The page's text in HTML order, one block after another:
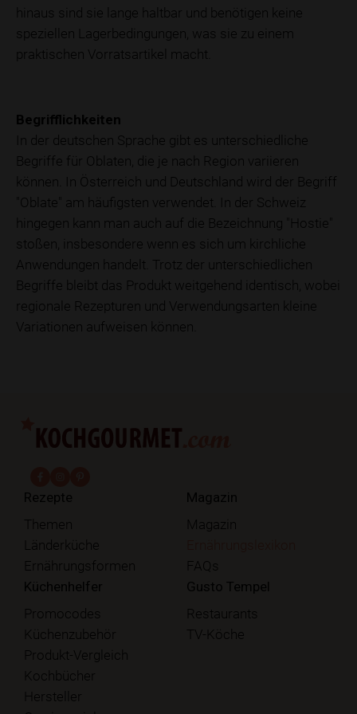
hinaus sind sie lange haltbar und benötigen keine
speziellen Lagerbedingungen, was sie zu einem
praktischen Vorratsartikel macht.
Begrifflichkeiten
In der deutschen Sprache gibt es unterschiedliche
Begriffe für Oblaten, die je nach Region variieren
können. In Österreich und Deutschland wird der Begriff
"Oblate" am häufigsten verwendet. In der Schweiz
hingegen kann man auch auf die Bezeichnung "Hostie"
stoßen, insbesondere wenn es sich um kirchliche
Anwendungen handelt. Trotz der unterschiedlichen
Begriffe bleibt das Produkt weitgehend identisch, wobei
regionale Rezepturen und Verwendungsarten kleine
Variationen aufweisen können.
Rezepte
Themen
Länderküche
Ernährungsformen
Magazin
Magazin
FAQs
Küchenhelfer
Promocodes
Küchenzubehör
Produkt-Vergleich
Kochbücher
Hersteller
Gusto Tempel
Restaurants
TV-Köche